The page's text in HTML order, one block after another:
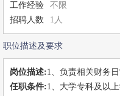
工作经验
不限
招聘人数
1人
职位描述及要求
岗位描述:1、负责相关财务
任职条件:1、大学专科及以